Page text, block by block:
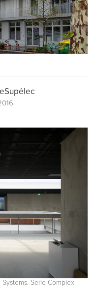
Serie Complex